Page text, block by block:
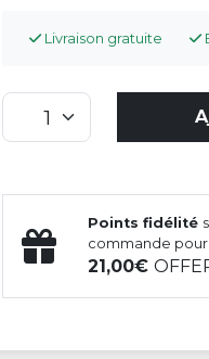
Livraison gratuite
Points fidélité
commande
21,00